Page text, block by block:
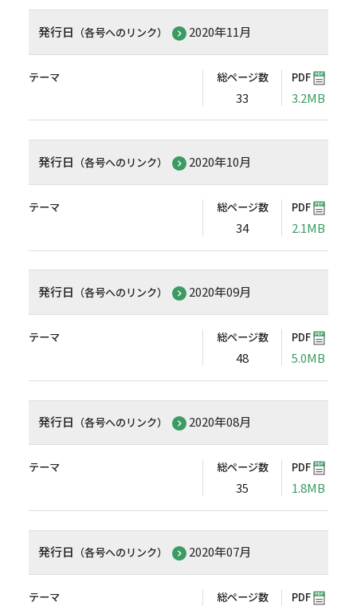
発行日 （各号へのリンク） 2020年11月
テーマ 総ページ数
33
PDF
3.2MB
発行日 （各号へのリンク） 2020年10月
テーマ 総ページ数
34
PDF
2.1MB
発行日 （各号へのリンク） 2020年09月
テーマ 総ページ数
48
PDF
5.0MB
発行日 （各号へのリンク） 2020年08月
テーマ 総ページ数
35
PDF
1.8MB
発行日 （各号へのリンク） 2020年07月
テーマ 総ページ数 PDF